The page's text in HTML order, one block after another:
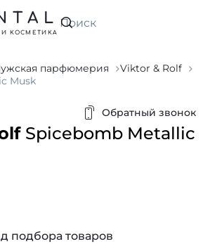
Искать
КОСМЕТИКА
парфюмерия
Viktor & Rolf
Musk
Обратный звонок
Spicebomb Metallic
подбора товаров